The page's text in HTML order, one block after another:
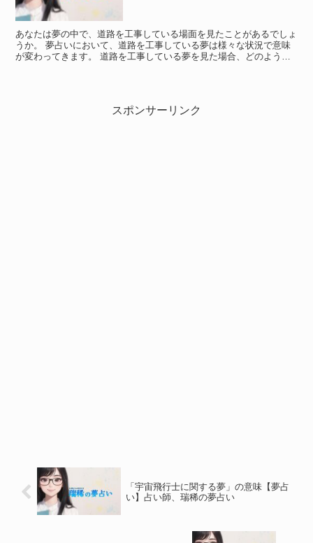
あなたは夢の中で、道路を工事している場面を見たことがあるでしょ
うか。 夢占いにおいて、道路を工事している夢は様々な状況で意味
が変わってきます。 道路を工事している夢を見た場合、どのような
スポンサーリンク
「宇宙飛行士に関する夢」の意味【夢占
い】占い師、瑞稀の夢占い